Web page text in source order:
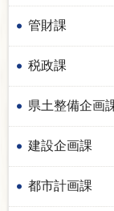
管財課
税政課
県土整備企画
建設企画課
都市計画課